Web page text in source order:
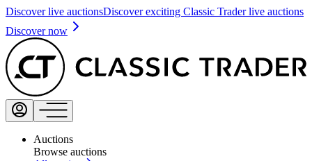
Discover live auctionsDiscover exciting Classic Trader live auctions
Discover now
Auctions
Browse auctions